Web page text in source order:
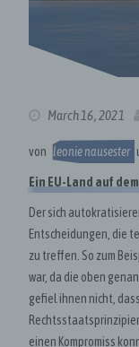
March 16, 2021
von leonie nausester
Ein EU-Land auf
Der sich
Entscheidungen, die
zu treffen. So zum
war, da die oben
gefiel ihnen nicht,
einen Kompromiss